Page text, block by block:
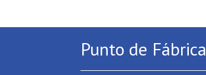
Punto de Fábrica